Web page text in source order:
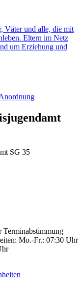
Väter und alle, die mit
Eltern im Netz
um Erziehung und
SG 35
Terminabstimmung
Mo.-Fr.: 07:30 Uhr